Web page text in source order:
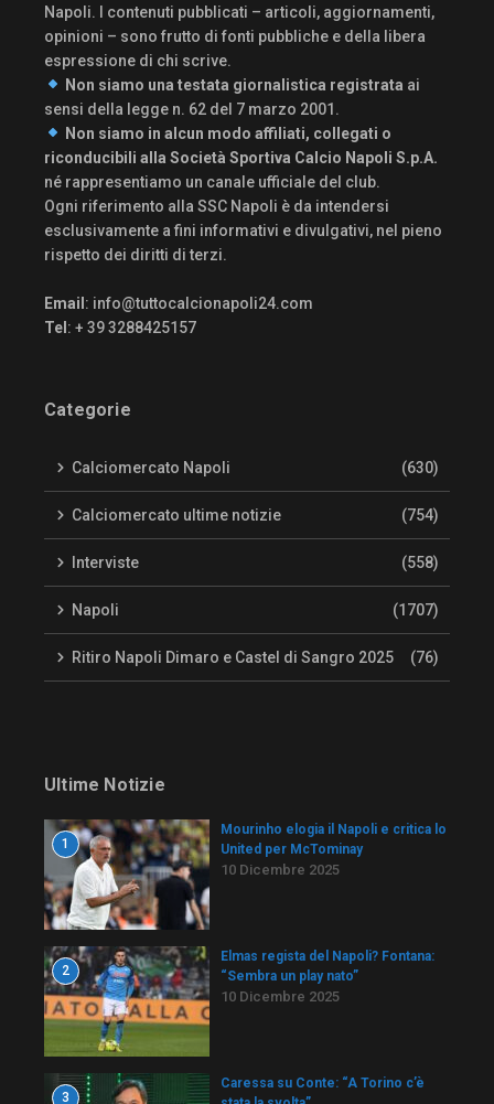
Napoli. I contenuti pubblicati – articoli, aggiornamenti,
opinioni – sono frutto di fonti pubbliche e della libera
espressione di chi scrive.
Non siamo una testata giornalistica registrata ai
sensi della legge n. 62 del 7 marzo 2001.
Non siamo in alcun modo affiliati, collegati o
riconducibili alla Società Sportiva Calcio Napoli S.p.A.
né rappresentiamo un canale ufficiale del club.
Ogni riferimento alla SSC Napoli è da intendersi
esclusivamente a fini informativi e divulgativi, nel pieno
rispetto dei diritti di terzi.
Email : info@tuttocalcionapoli24.com
Tel : + 39 3288425157
Categorie
Calciomercato Napoli (630)
Calciomercato ultime notizie (754)
Interviste (558)
Napoli (1707)
Ritiro Napoli Dimaro e Castel di Sangro 2025 (76)
Ultime Notizie
1
Mourinho elogia il Napoli e critica lo
United per McTominay
10 Dicembre 2025
2
Elmas regista del Napoli? Fontana:
“Sembra un play nato”
10 Dicembre 2025
3
Caressa su Conte: “A Torino c’è